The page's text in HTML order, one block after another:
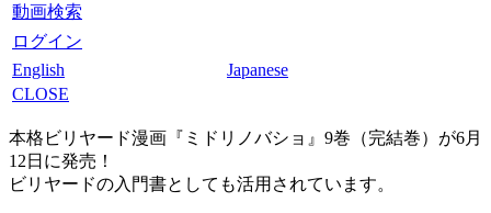
動画検索
ログイン
English
Japanese
CLOSE
本格ビリヤード漫画『ミドリノバショ』9巻（完結巻）が6月
12日に発売！
ビリヤードの入門書としても活用されています。